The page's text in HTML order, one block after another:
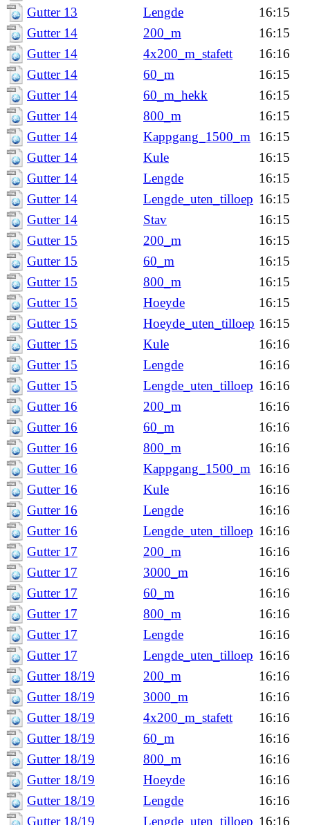
Gutter 13
Lengde
16:15
Gutter 14
200_m
16:15
Gutter 14
4x200_m_stafett
16:16
Gutter 14
60_m
16:15
Gutter 14
60_m_hekk
16:15
Gutter 14
800_m
16:15
Gutter 14
Kappgang_1500_m
16:15
Gutter 14
Kule
16:15
Gutter 14
Lengde
16:15
Gutter 14
Lengde_uten_tilloep 16:15
Gutter 14
Stav
16:15
Gutter 15
200_m
16:15
Gutter 15
60_m
16:15
Gutter 15
800_m
16:15
Gutter 15
Hoeyde
16:15
Gutter 15
Hoeyde_uten_tilloep 16:15
Gutter 15
Kule
16:16
Gutter 15
Lengde
16:16
Gutter 15
Lengde_uten_tilloep 16:16
Gutter 16
200_m
16:16
Gutter 16
60_m
16:16
Gutter 16
800_m
16:16
Gutter 16
Kappgang_1500_m
16:16
Gutter 16
Kule
16:16
Gutter 16
Lengde
16:16
Gutter 16
Lengde_uten_tilloep 16:16
Gutter 17
200_m
16:16
Gutter 17
3000_m
16:16
Gutter 17
60_m
16:16
Gutter 17
800_m
16:16
Gutter 17
Lengde
16:16
Gutter 17
Lengde_uten_tilloep 16:16
Gutter 18/19
200_m
16:16
Gutter 18/19
3000_m
16:16
Gutter 18/19
4x200_m_stafett
16:16
Gutter 18/19
60_m
16:16
Gutter 18/19
800_m
16:16
Gutter 18/19
Hoeyde
16:16
Gutter 18/19
Lengde
16:16
Gutter 18/19
Lengde_uten_tilloep 16:16